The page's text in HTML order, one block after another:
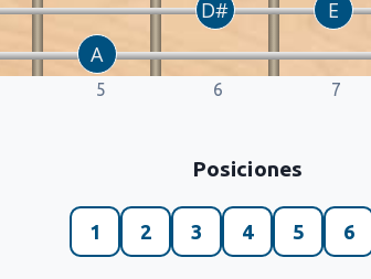
5 6 7
Posiciones
1 2 3 4 5 6